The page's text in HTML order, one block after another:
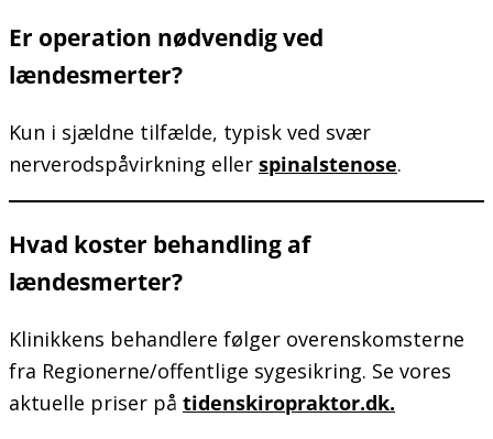
Er operation nødvendig ved
lændesmerter?
Kun i sjældne tilfælde, typisk ved svær
nerverodspåvirkning eller spinalstenose.
Hvad koster behandling af
lændesmerter?
Klinikkens behandlere følger overenskomsterne
fra Regionerne/offentlige sygesikring. Se vores
aktuelle priser på tidenskiropraktor.dk.